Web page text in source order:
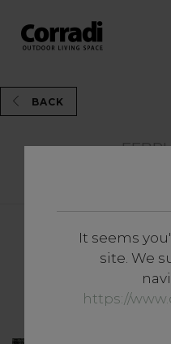
It seems
site. We
https://
BACK
Een nieuw